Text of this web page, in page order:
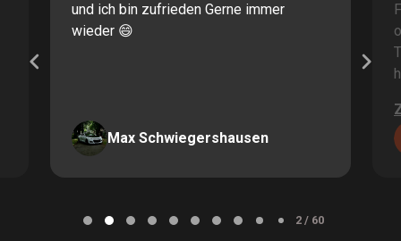
und ich bin zufrieden Gerne immer
wieder 😄
Max Schwiegershausen
2 / 60